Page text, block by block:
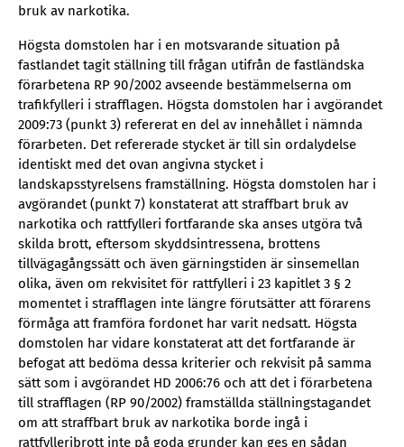
bruk av narkotika.
Högsta domstolen har i en motsvarande situation på
fastlandet tagit ställning till frågan utifrån de fastländska
förarbetena RP 90/2002 avseende bestämmelserna om
trafikfylleri i strafflagen. Högsta domstolen har i avgörandet
2009:73 (punkt 3) refererat en del av innehållet i nämnda
förarbeten. Det refererade stycket är till sin ordalydelse
identiskt med det ovan angivna stycket i
landskapsstyrelsens framställning. Högsta domstolen har i
avgörandet (punkt 7) konstaterat att straffbart bruk av
narkotika och rattfylleri fortfarande ska anses utgöra två
skilda brott, eftersom skyddsintressena, brottens
tillvägagångssätt och även gärningstiden är sinsemellan
olika, även om rekvisitet för rattfylleri i 23 kapitlet 3 § 2
momentet i strafflagen inte längre förutsätter att förarens
förmåga att framföra fordonet har varit nedsatt. Högsta
domstolen har vidare konstaterat att det fortfarande är
befogat att bedöma dessa kriterier och rekvisit på samma
sätt som i avgörandet HD 2006:76 och att det i förarbetena
till strafflagen (RP 90/2002) framställda ställningstagandet
om att straffbart bruk av narkotika borde ingå i
rattfylleribrott inte på goda grunder kan ges en sådan